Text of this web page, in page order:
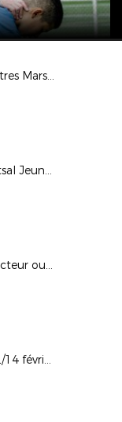
Stage inter-ligues arbitres Mars 2018
Finales Régionales Futsal Jeunes (secteur Est)
Finale Futsal U18G (secteur ouest)
Stage U15F et U15 12/14 février 2018